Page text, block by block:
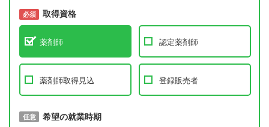
必須 取得資格
薬剤師 認定薬剤師
薬剤師取得見込 登録販売者
必須 取得予定年
任意 希望の就業時期